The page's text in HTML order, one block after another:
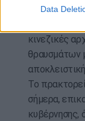
Data
δήλωσε το
κινεζικές
θραυσμάτων
Το
σήμερα,
κυβέρνησης,